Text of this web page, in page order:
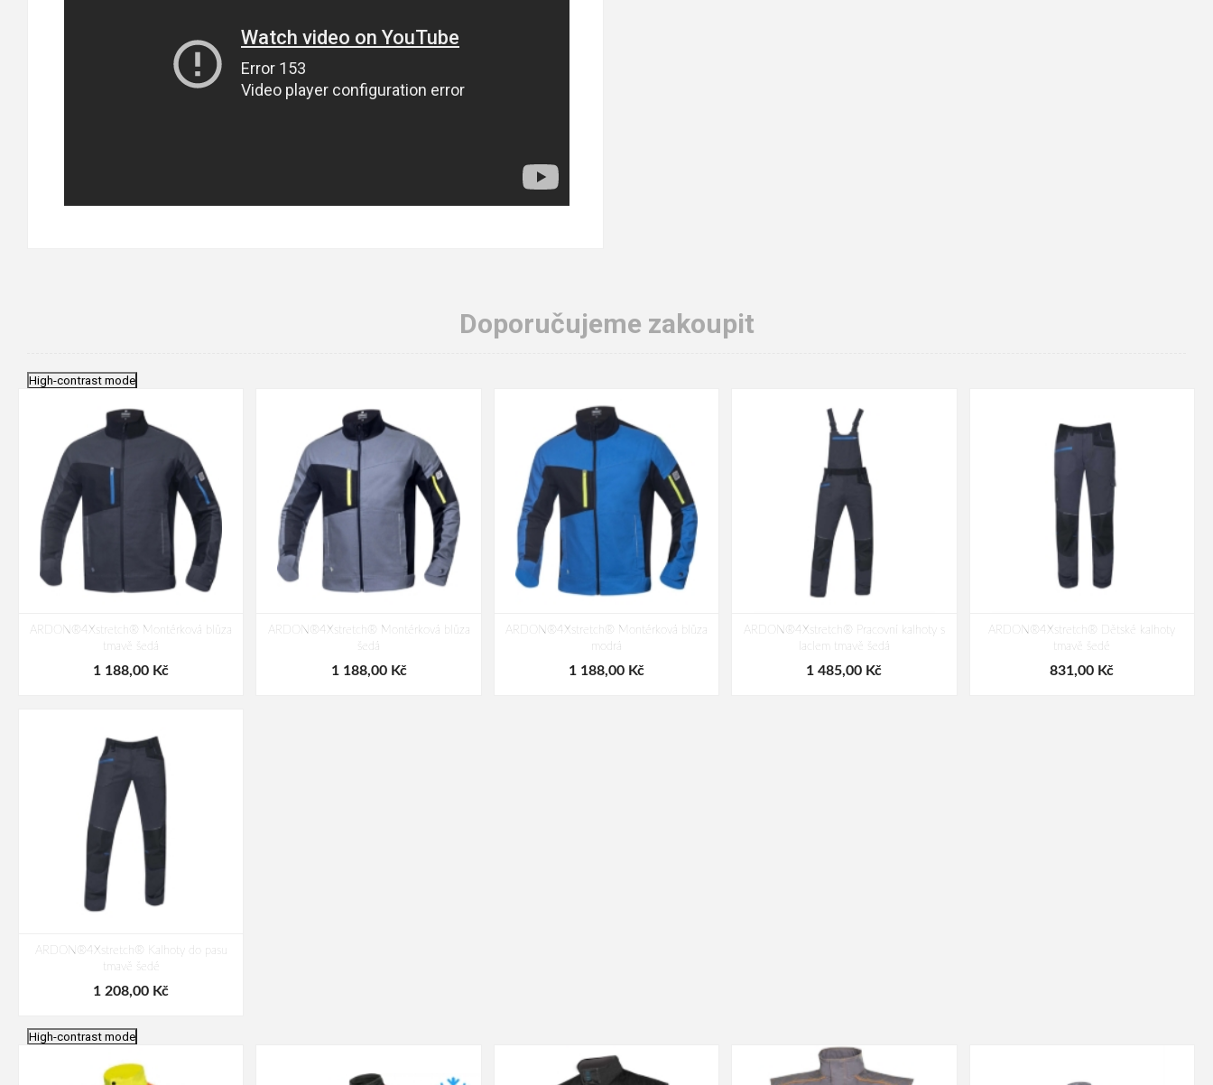
Doporučujeme zakoupit
High-contrast mode
ARDON®4Xstretch® Montérková blůza
tmavě šedá
1 188,00 Kč
ARDON®4Xstretch® Montérková blůza
šedá
1 188,00 Kč
ARDON®4Xstretch® Montérková blůza
modrá
1 188,00 Kč
ARDON®4Xstretch® Pracovní kalhoty s
laclem tmavě šedá
1 485,00 Kč
ARDON®4Xstretch® Dětské kalhoty
tmavě šedé
831,00 Kč
ARDON®4Xstretch® Kalhoty do pasu
tmavě šedé
1 208,00 Kč
High-contrast mode